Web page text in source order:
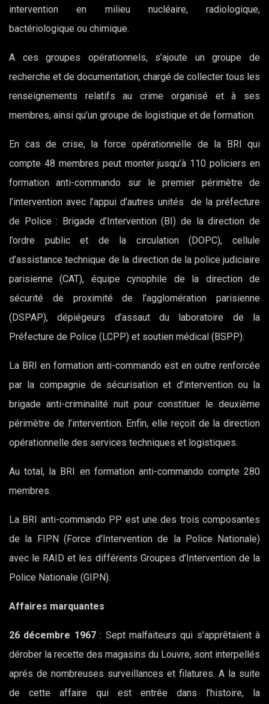
intervention en milieu nucléaire, radiologique,
bactériologique ou chimique.
A ces groupes opérationnels, s’ajoute un groupe de
recherche et de documentation, chargé de collecter tous les
renseignements relatifs au crime organisé et à ses
membres, ainsi qu’un groupe de logistique et de formation.
En cas de crise, la force opérationnelle de la BRI qui
compte 48 membres peut monter jusqu’à 110 policiers en
formation anti-commando sur le premier périmètre de
l’intervention avec l’appui d’autres unités de la préfecture
de Police : Brigade d’Intervention (BI) de la direction de
l’ordre public et de la circulation (DOPC), cellule
d’assistance technique de la direction de la police judiciaire
parisienne (CAT), équipe cynophile de la direction de
sécurité de proximité de l’agglomération parisienne
(DSPAP), dépiégeurs d’assaut du laboratoire de la
Préfecture de Police (LCPP) et soutien médical (BSPP).
La BRI en formation anti-commando est en outre renforcée
par la compagnie de sécurisation et d’intervention ou la
brigade anti-criminalité nuit pour constituer le deuxième
périmètre de l’intervention. Enfin, elle reçoit de la direction
opérationnelle des services techniques et logistiques.
Au total, la BRI en formation anti-commando compte 280
membres.
La BRI anti-commando PP est une des trois composantes
de la FIPN (Force d’Intervention de la Police Nationale)
avec le RAID et les différents Groupes d’Intervention de la
Police Nationale (GIPN).
Affaires marquantes
26 décembre 1967: Sept malfaiteurs qui s’apprêtaient à
dérober la recette des magasins du Louvre, sont interpellés
aprés de nombreuses surveillances et filatures. A la suite
de cette affaire qui est entrée dans l’histoire, la